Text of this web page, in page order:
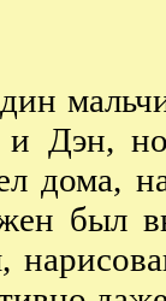
и Дэн,
дома,
был